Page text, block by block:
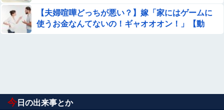
【夫婦喧嘩どっちが悪い？】嫁「家にはゲームに
使うお金なんてないの！ギャオオオン！」【動
今 日の出来事とか